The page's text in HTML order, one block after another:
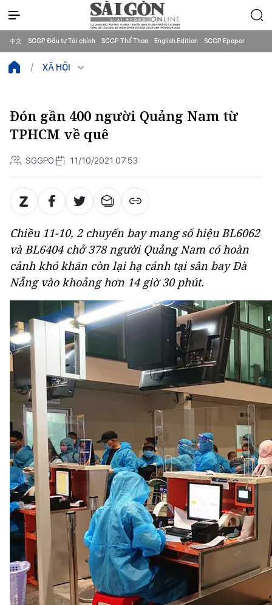
中文 SGGP Đầu tư Tài chính SGGP Thể Thao English Edition SGGP Epaper
XÃ HỘI
Đón gần 400 người Quảng Nam từ
TPHCM về quê
SGGPO 11/10/2021 07:53
Chiều 11-10, 2 chuyến bay mang số hiệu BL6062
và BL6404 chở 378 người Quảng Nam có hoàn
cảnh khó khăn còn lại hạ cánh tại sân bay Đà
Nẵng vào khoảng hơn 14 giờ 30 phút.